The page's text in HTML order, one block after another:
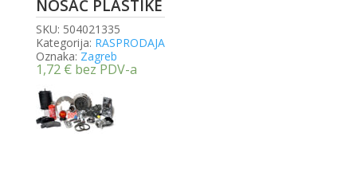
NOSAČ PLASTIKE
SKU: 504021335
Kategorija: RASPRODAJA
Oznaka: Zagreb
1,72 € bez PDV-a